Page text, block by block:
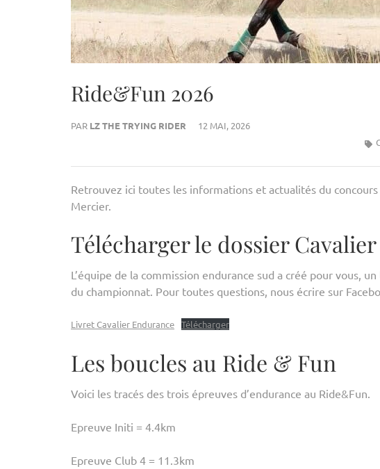
Ride&Fun 2026
PAR LZ THE TRYING RIDER 12 MAI, 2026
Retrouvez ici toutes les informations et actualités du
Mercier.
Télécharger le dossier Cavalier
L’équipe de la commission endurance sud a créé pour vous,
du championnat. Pour toutes questions, nous écrire sur
Livret Cavalier Endurance Télécharger
Les boucles au Ride & Fun
Voici les tracés des trois épreuves d’endurance au Ride&Fun.
Epreuve Initi = 4.4km
Epreuve Club 4 = 11.3km